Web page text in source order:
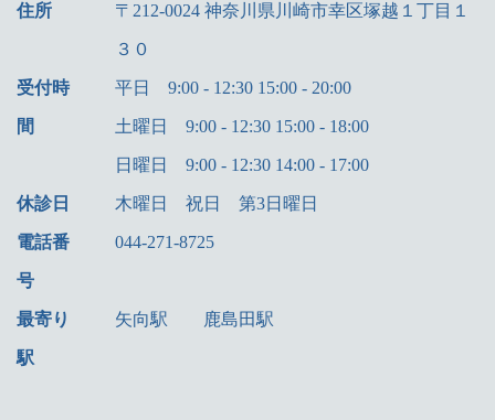
住所 〒212-0024 神奈川県川崎市幸区塚越１丁目１
３０
受付時
間
平日 9:00 - 12:30 15:00 - 20:00
土曜日 9:00 - 12:30 15:00 - 18:00
日曜日 9:00 - 12:30 14:00 - 17:00
休診日 木曜日 祝日 第3日曜日
電話番
号
044-271-8725
最寄り
駅
矢向駅 鹿島田駅